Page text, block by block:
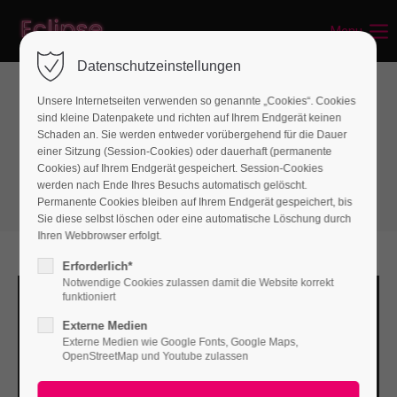
Login
Benutzername
Passwort
Register | Lost your password?
Support
Menu
Sliders
Swiper-Slider
Elevate your Business
Awesome swiper slider with new features
The new Swiper Slider
Awesome swiper slider with new features
Datenschutzeinstellungen
Unsere Internetseiten verwenden so genannte „Cookies“. Cookies
sind kleine Datenpakete und richten auf Ihrem Endgerät keinen
Schaden an. Sie werden entweder vorübergehend für die Dauer
einer Sitzung (Session-Cookies) oder dauerhaft (permanente
Cookies) auf Ihrem Endgerät gespeichert. Session-Cookies
werden nach Ende Ihres Besuchs automatisch gelöscht.
Permanente Cookies bleiben auf Ihrem Endgerät gespeichert, bis
Sie diese selbst löschen oder eine automatische Löschung durch
Ihren Webbrowser erfolgt.
Erforderlich*
Notwendige Cookies zulassen damit die Website korrekt
funktioniert
Externe Medien
Externe Medien wie Google Fonts, Google Maps,
OpenStreetMap und Youtube zulassen